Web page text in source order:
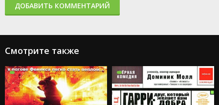
ДОБАВИТЬ КОММЕНТАРИЙ
Смотрите также